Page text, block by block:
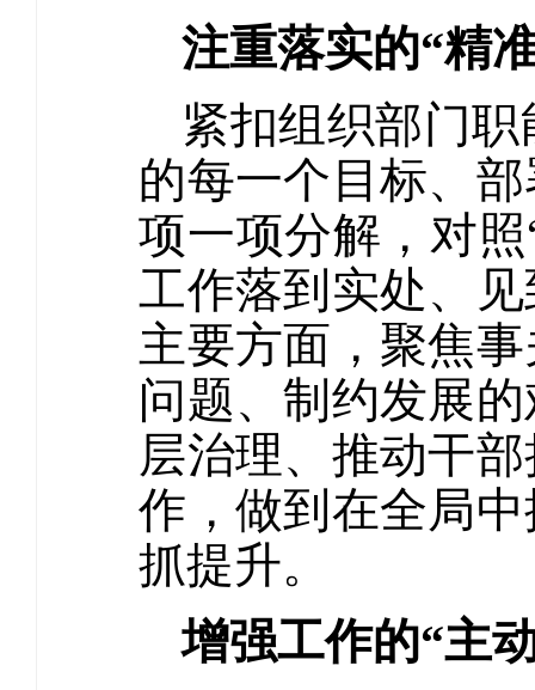
注重落实的“精
紧扣组织部门
的每一个目标、
项一项分解，对
工作落到实处、
主要方面，聚焦
问题、制约发展
层治理、推动干
作，做到在全局
抓提升。
增强工作的“主